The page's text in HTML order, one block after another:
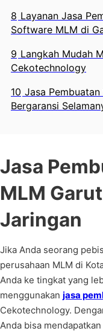
8 Layanan Jasa
Software MLM di
9 Langkah Mudah
Cekotechnology
10 Jasa
Bergaransi
Jasa
MLM
Jaringan
Jika Anda seorang
perusahaan MLM di
Anda ke tingkat yang
menggunakan jasa
Cekotechnology.
Anda bisa